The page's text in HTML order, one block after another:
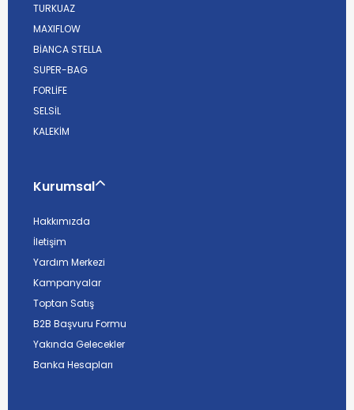
TURKUAZ
MAXIFLOW
BİANCA STELLA
SUPER-BAG
FORLİFE
SELSİL
KALEKİM
Kurumsal
Hakkımızda
İletişim
Yardım Merkezi
Kampanyalar
Toptan Satış
B2B Başvuru Formu
Yakında Gelecekler
Banka Hesapları